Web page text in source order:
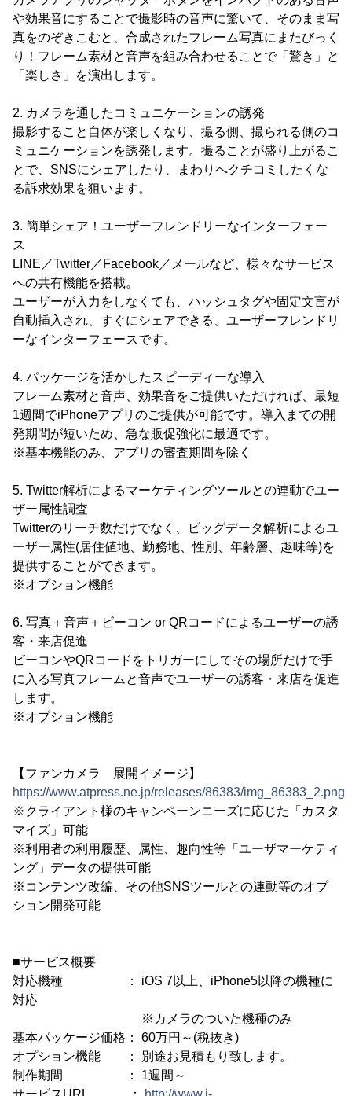
や効果音にすることで撮影時の音声に驚いて、そのまま写
真をのぞきこむと、合成されたフレーム写真にまたびっく
り！フレーム素材と音声を組み合わせることで「驚き」と
「楽しさ」を演出します。
2. カメラを通したコミュニケーションの誘発
撮影すること自体が楽しくなり、撮る側、撮られる側のコ
ミュニケーションを誘発します。撮ることが盛り上がるこ
とで、SNSにシェアしたり、まわりへクチコミしたくな
る訴求効果を狙います。
3. 簡単シェア！ユーザーフレンドリーなインターフェー
ス
LINE／Twitter／Facebook／メールなど、様々なサービス
への共有機能を搭載。
ユーザーが入力をしなくても、ハッシュタグや固定文言が
自動挿入され、すぐにシェアできる、ユーザーフレンドリ
ーなインターフェースです。
4. パッケージを活かしたスピーディーな導入
フレーム素材と音声、効果音をご提供いただければ、最短
1週間でiPhoneアプリのご提供が可能です。導入までの開
発期間が短いため、急な販促強化に最適です。
※基本機能のみ、アプリの審査期間を除く
5. Twitter解析によるマーケティングツールとの連動でユー
ザー属性調査
Twitterのリーチ数だけでなく、ビッグデータ解析によるユ
ーザー属性(居住値地、勤務地、性別、年齢層、趣味等)を
提供することができます。
※オプション機能
6. 写真＋音声＋ビーコン or QRコードによるユーザーの誘
客・来店促進
ビーコンやQRコードをトリガーにしてその場所だけで手
に入る写真フレームと音声でユーザーの誘客・来店を促進
します。
※オプション機能
【ファンカメラ 展開イメージ】
https://www.atpress.ne.jp/releases/86383/img_86383_2.png
※クライアント様のキャンペーンニーズに応じた「カスタ
マイズ」可能
※利用者の利用履歴、属性、趣向性等「ユーザマーケティ
ング」データの提供可能
※コンテンツ改編、その他SNSツールとの連動等のオプ
ション開発可能
■サービス概要
対応機種 ： iOS 7以上、iPhone5以降の機種に
対応
※カメラのついた機種のみ
基本パッケージ価格： 60万円～(税抜き)
オプション機能 ： 別途お見積もり致します。
制作期間 ： 1週間～